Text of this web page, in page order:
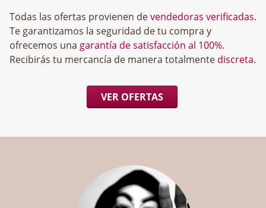
Todas las ofertas provienen devendedoras verificadas.
Te garantizamos la seguridad de tu compra y
ofrecemos una garantía de satisfacción al 100%.
Recibirás tu mercancía de manera totalmente discreta.
VER OFERTAS